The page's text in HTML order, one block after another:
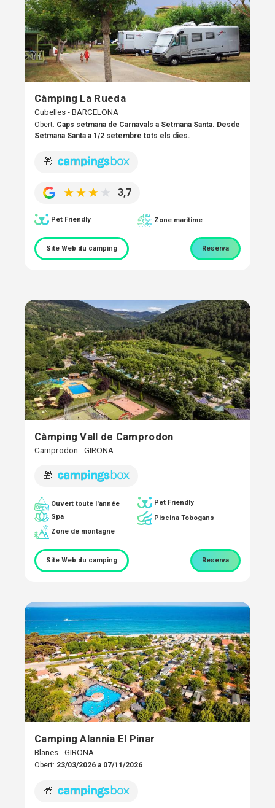
Càmping La Rueda
Cubelles - BARCELONA
Obert: Caps setmana de Carnavals a Setmana Santa. Desde
Setmana Santa a 1/2 setembre tots els dies.
🎁
3,7
Pet Friendly Zone maritime
Site Web du camping Reserva
Càmping Vall de Camprodon
Camprodon - GIRONA
🎁
Ouvert toute l'année
Pet Friendly
Spa
Piscina Tobogans
Zone de montagne
Site Web du camping Reserva
Camping Alannia El Pinar
Blanes - GIRONA
Obert: 23/03/2026 a 07/11/2026
🎁